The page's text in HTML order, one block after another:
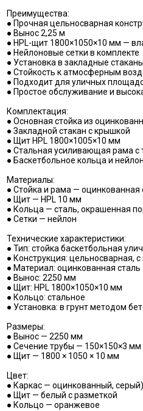
Преимущества:
● Прочная цельносварная
● Вынос 2,25 м
● HPL-щит 1800×1050×10 мм —
● Нейлоновые сетки в комплекте
● Установка в закладные
● Стойкость к атмосферным
● Подходит для уличных
● Простое обслуживание и
Комплектация:
● Основная стойка из
● Закладной стакан с крышкой
● Щит HPL 1800×1005×10 мм
● Стальная усиливающая рама с
● Баскетбольное кольца и
Материалы:
● Стойка и рама — оцинкованная
● Щит — HPL 10 мм
● Кольца — сталь, окрашенная
● Сетки — нейлон
Технические характеристики:
● Тип: стойка баскетбольная
● Конструкция: цельносварная,
● Материал: оцинкованная
● Вынос: 2250 мм
● Щит: HPL 1800×1050×10 мм
● Кольцо: стальное
● Установка: в грунт методом
Размеры:
● Вынос — 2250 мм
● Сечение трубы — 150×150×3 мм
● Щит — 1800 × 1050 × 10 мм
Цвет:
● Каркас — оцинкованный, серый)
● Щит — белый с разметкой
● Кольцо — оранжевое